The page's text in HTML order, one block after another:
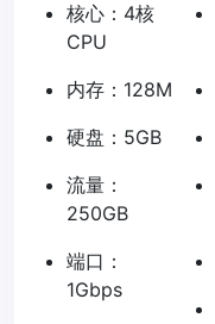
核心：4核
CPU
内存：128M
硬盘：5GB
流量：
250GB
端口：
1Gbps